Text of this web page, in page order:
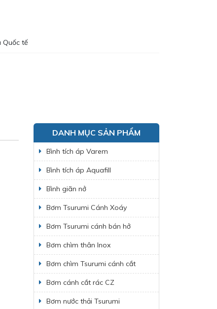
Quốc tế
DANH MỤC SẢN PHẨM
Bình tích áp Varem
Bình tích áp Aquafill
Bình giãn nở
Bơm Tsurumi Cánh Xoáy
Bơm Tsurumi cánh bán hở
Bơm chìm thân Inox
Bơm chìm Tsurumi cánh cắt
Bơm cánh cắt rác CZ
Bơm nước thải Tsurumi